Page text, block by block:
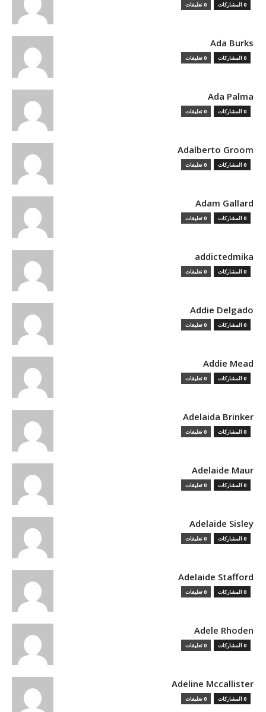
0 المشاركات 0 تعليقات
Ada Burks
0 المشاركات 0 تعليقات
Ada Palma
0 المشاركات 0 تعليقات
Adalberto Groom
0 المشاركات 0 تعليقات
Adam Gallard
0 المشاركات 0 تعليقات
addictedmika
0 المشاركات 0 تعليقات
Addie Delgado
0 المشاركات 0 تعليقات
Addie Mead
0 المشاركات 0 تعليقات
Adelaida Brinker
0 المشاركات 0 تعليقات
Adelaide Maur
0 المشاركات 0 تعليقات
Adelaide Sisley
0 المشاركات 0 تعليقات
Adelaide Stafford
0 المشاركات 0 تعليقات
Adele Rhoden
0 المشاركات 0 تعليقات
Adeline Mccallister
0 المشاركات 0 تعليقات